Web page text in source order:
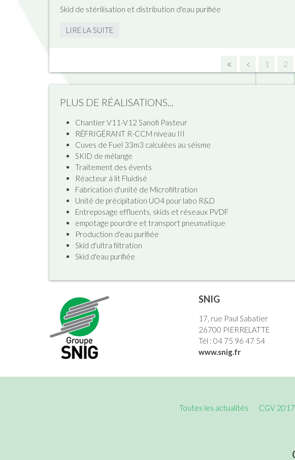
Skid de stérilisation et distribution d'eau purifiée
LIRE LA SUITE
1 2
PLUS DE RÉALISATIONS...
Chantier V11-V12 Sanofi Pasteur
RÉFRIGÉRANT R-CCM niveau III
Cuves de Fuel 33m3 calculées au séisme
SKID de mélange
Traitement des évents
Réacteur à lit Fluidisé
Fabrication d'unité de Microfiltration
Unité de précipitation UO4 pour labo R&D
Entreposage effluents, skids et réseaux PVDF
empotage pourdre et transport pneumatique
Production d'eau purifiée
Skid d'ultra filtration
Skid d'eau purifiée
SNIG
17, rue Paul Sabatier
26700 PIERRELATTE
Tél : 04 75 96 47 54
www.snig.fr
Toutes les actualités CGV 2017